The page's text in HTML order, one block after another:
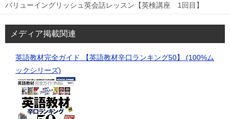
バリューイングリッシュ英会話レッスン【英検講座 1回目】
メディア掲載関連
英語教材完全ガイド 【英語教材辛口ランキング50】 (100%ム
ックシリーズ)